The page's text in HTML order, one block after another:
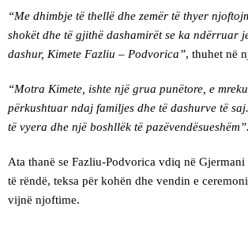
“Me dhimbje të thellë dhe zemër të thyer
shokët dhe të gjithë dashamirët se ka ndërruar
dashur, Kimete Fazliu – Podvorica”, thuhet në
“Motra Kimete, ishte një grua punëtore, e
përkushtuar ndaj familjes dhe të dashurve të
të vyera dhe një boshllëk të pazëvendësueshëm”.
Ata thanë se Fazliu-Podvorica vdiq në Gjermani
të rëndë, teksa për kohën dhe vendin e
vijnë njoftime.